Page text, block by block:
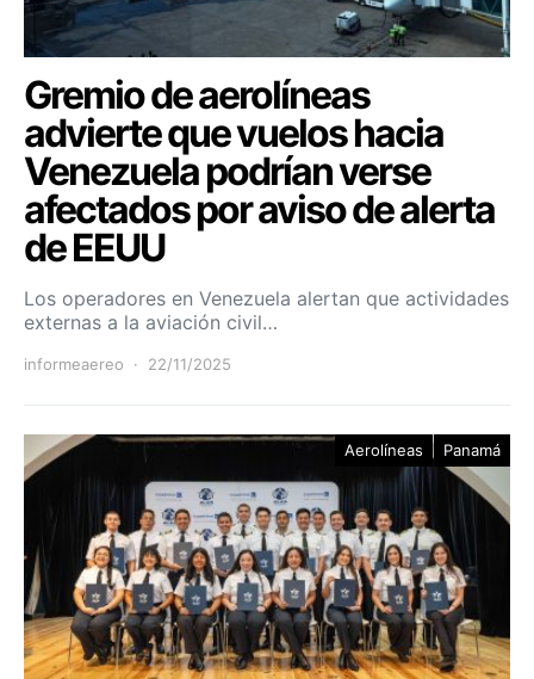
Gremio de aerolíneas
advierte que vuelos hacia
Venezuela podrían verse
afectados por aviso de alerta
de EEUU
Los operadores en Venezuela alertan que actividades
externas a la aviación civil…
informeaereo 22/11/2025
Aerolíneas Panamá